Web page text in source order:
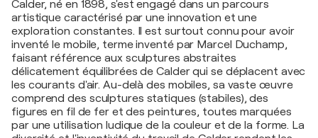
Calder, né en 1898, s'est engagé dans un parcours
artistique caractérisé par une innovation et une
exploration constantes. Il est surtout connu pour avoir
inventé le mobile, terme inventé par Marcel Duchamp,
faisant référence aux sculptures abstraites
délicatement équilibrées de Calder qui se déplacent avec
les courants d'air. Au-delà des mobiles, sa vaste œuvre
comprend des sculptures statiques (stabiles), des
figures en fil de fer et des peintures, toutes marquées
par une utilisation ludique de la couleur et de la forme. La